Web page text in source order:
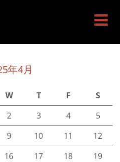
年4月
W T F S
2 3 4
5
9 10 11
12
16 17 18
19